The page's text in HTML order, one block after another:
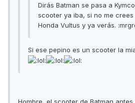
Dirás Batman se pasa a
scooter ya iba, si no me
Honda Vultus y ya verás.
Si ese pepino es un scooter la